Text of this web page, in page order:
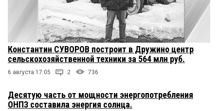
Константин СУВОРОВ построит в Дружино центр
сельскохозяйственной техники за 564 млн руб.
6 августа 17:05 2 736
Десятую часть от мощности энергопотребления
ОНПЗ составила энергия солнца.